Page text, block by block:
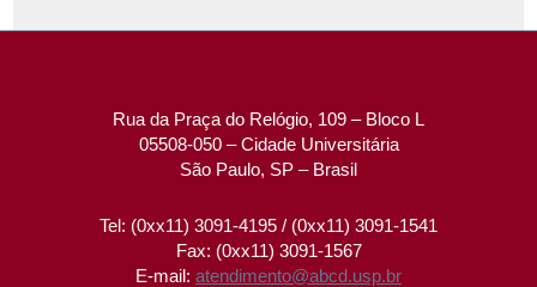
Rua da Praça do Relógio, 109 – Bloco L
05508-050 – Cidade Universitária
São Paulo, SP – Brasil
Tel: (0xx11) 3091-4195 / (0xx11) 3091-1541
Fax: (0xx11) 3091-1567
E-mail: atendimento@abcd.usp.br